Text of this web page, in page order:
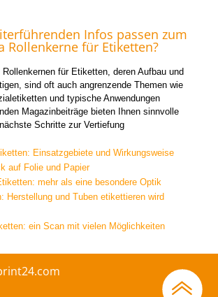
Infos passen zum
Rollenkerne für Etiketten?
für Etiketten, deren Aufbau und
sind oft auch angrenzende Themen wie
und typische Anwendungen
Magazinbeiträge bieten Ihnen sinnvolle
Schritte zur Vertiefung
Einsatzgebiete und Wirkungsweise
auf Folie und Papier
mehr als eine besondere Optik
Herstellung und Tuben etikettieren wird
ein Scan mit vielen Möglichkeiten